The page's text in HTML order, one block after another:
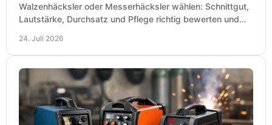
Walzenhäcksler oder Messerhäcksler wählen: Schnittgut,
Lautstärke, Durchsatz und Pflege richtig bewerten und
24. Juli 2026